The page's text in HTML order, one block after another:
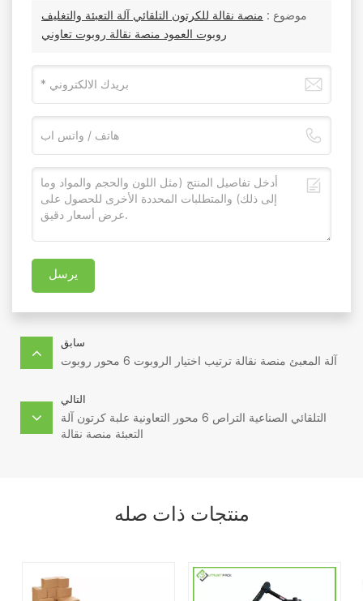
موضوع : منصة نقالة للكرتون التلقائي آلة التعبئة والتغليف
روبوت العمود منصة نقالة روبوت تعاوني
يرسل
سابق
آلة المعبئ منصة نقالة ترتيب اختيار الروبوت 6 محور روبوت
التالي
التلقائي الصناعية التراص 6 محور التعاونية علبة كرتون آلة
التعبئة منصة نقالة
منتجات ذات صله